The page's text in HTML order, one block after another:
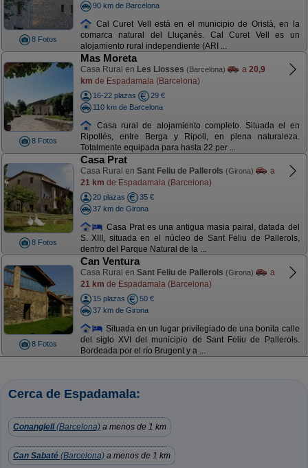
8 Fotos
90 km de Barcelona
Cal Curet Vell está en el municipio de Oristà, en la
comarca natural del Lluçanès. Cal Curet Vell es un
alojamiento rural independiente (ARI ...
8 Fotos
Mas Moreta
Casa Rural en Les Llosses (Barcelona) a 20,9
km de Espadamala (Barcelona)
16-22 plazas
29 €
110 km de Barcelona
Casa rural de alojamiento completo. Situada el en
Ripollés, entre Berga y Ripoll, en plena naturaleza.
Totalmente equipada para hasta 22 per ...
8 Fotos
Casa Prat
Casa Rural en Sant Feliu de Pallerols (Girona)
a
21 km de Espadamala (Barcelona)
20 plazas
35 €
37 km de Girona
Casa Prat es una antigua masia pairal, datada del
S. XIII, situada en el núcleo de Sant Feliu de Pallerols,
dentro del Parque Natural de la ...
8 Fotos
Can Ventura
Casa Rural en Sant Feliu de Pallerols (Girona)
a
21 km de Espadamala (Barcelona)
15 plazas
50 €
37 km de Girona
Situada en un lugar privilegiado de una bonita calle
del siglo XVI del municipio de Sant Feliu de Pallerols.
Bordeada por el río Brugent y a ...
Cerca de Espadamala:
Conanglell(Barcelona) a menos de 1 km
Can Sabaté (Barcelona) a menos de 1 km